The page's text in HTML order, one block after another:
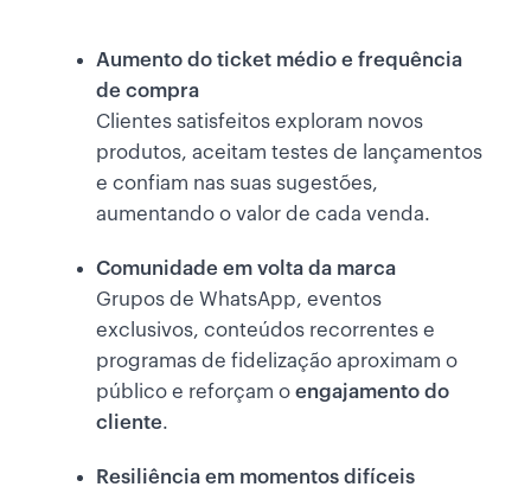
Aumento do ticket médio e frequência
de compra
Clientes satisfeitos exploram novos
produtos, aceitam testes de lançamentos
e confiam nas suas sugestões,
aumentando o valor de cada venda.
Comunidade em volta da marca
Grupos de WhatsApp, eventos
exclusivos, conteúdos recorrentes e
programas de fidelização aproximam o
público e reforçam o engajamento do
cliente.
Resiliência em momentos difíceis